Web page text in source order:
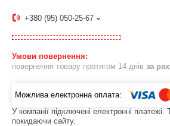
+380 (95) 050-25-67
повернення товару протягом 14 днів за
У компанії підключені електронні
покидаючи сайту.